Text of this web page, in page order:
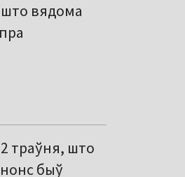
што вядома
траўня, што
быў